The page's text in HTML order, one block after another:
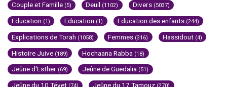
Couple et Famille (5) Deuil (1102) Divers (5037)
Education (1) Education (1) Education des enfants (244)
Explications de Torah (1058) Femmes (316) Hassidout (4)
Histoire Juive (189) Hochaana Rabba (18)
Jeûne d'Esther (69) Jeûne de Guedalia (51)
Jeûne du 10 Tévet Jeûne du 17 Tamouz